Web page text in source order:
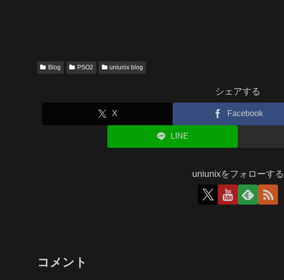
Blog PSO2 uniunix blog
シェアする
X Facebook
LINE
uniunixをフォローする
コメント